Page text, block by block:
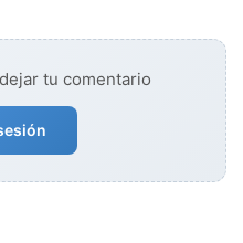
tu comentario